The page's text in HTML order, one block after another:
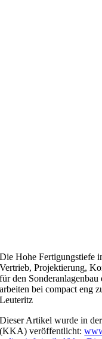
Die Hohe
Vertrieb, Projektierung,
für den
arbeiten bei compact eng
Leuteritz
Dieser Artikel wurde in
(KKA) veröffentlicht: